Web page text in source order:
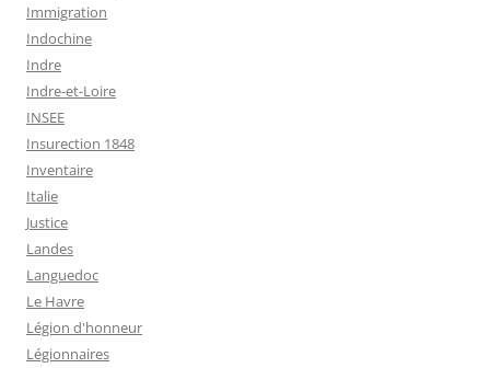
Immigration
Indochine
Indre
Indre-et-Loire
INSEE
Insurection 1848
Inventaire
Italie
Justice
Landes
Languedoc
Le Havre
Légion d'honneur
Légionnaires